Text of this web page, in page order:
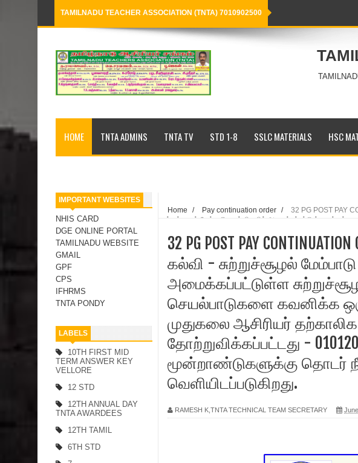
TAMILNADU TEACHER ASSOCIATION (TNTA) 7010902500
Loading...
HOME TNTA ADMINS TNTA TV STD 1-8 SSLC MATERIALS HSC
IMPORTANT WEBSITES
NHIS CARD
DGE ONLINE PORTAL
TAMILNADU WEBSITE
GMAIL
GPF
CPS
IFHRMS
TNTA PONDY
LABELS
10TH FIRST MID
TERM ANSWER KEY
VELLORE
12 STD
12TH ANNUAL DAY
TNTA AWARDEES
12TH TAMIL
6TH STD
Home / Pay continuation order /
32 PG POST PAY
சுற்றுச்சூழல்‌ மேம்பாடு - பள்ளிகளில்‌ அமைக்கப்பட்டுள்ள
மூன்றாண்டுகளுக்கு தொடர்‌ நீட்டிப்பு வழங்குதல்‌ - ஆணை
32 PG POST PAY
கல்வி - சுற்றுச்சூழல்‌
அமைக்கப்பட்டுள்ள
செயல்பாடுகளை கவனிக்க
முதுகலை ஆசிரியர்‌
தோற்றுவிக்கப்பட்டது -
மூன்றாண்டுகளுக்கு தொடர்‌
வெளியிடப்படுகிறது.
RAMESH K,TNTA TECHNICAL TEAM SECRETARY